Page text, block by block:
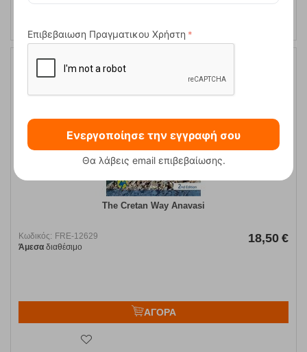
The Cretan Way Anavasi
Κωδικός: FRE-12629
Άμεσα διαθέσιμο
18,50 €
ΑΓΟΡΑ
Επιβεβαιωση Πραγματικου Χρήστη
Ενεργοποίησε την εγγραφή σου
Θα λάβεις email επιβεβαίωσης.